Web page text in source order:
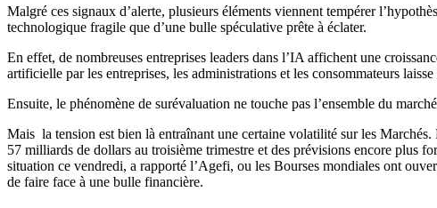
Malgré ces signaux d’alerte, plusieurs éléments viennent tempérer
technologique fragile que d’une bulle spéculative prête à éclater.
En effet, de nombreuses entreprises leaders dans l’IA affichent une
artificielle par les entreprises, les administrations et les consommateurs
Ensuite, le phénomène de surévaluation ne touche pas l’ensemble du
Mais la tension est bien là entraînant une certaine volatilité sur les
57 milliards de dollars au troisième trimestre et des prévisions encore plus
situation ce vendredi, a rapporté l’Agefi, ou les Bourses mondiales ont
de faire face à une bulle financière.